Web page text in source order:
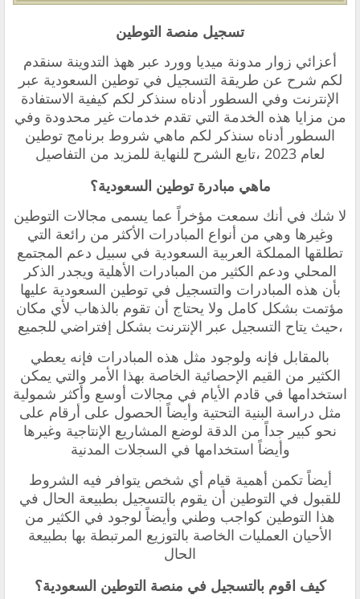
تسجيل منصة التوطين
أعزائي زوار مدونة ميديا وورد عبر ههذ التدوينة سنقدم
لكم شرح عن طريقة التسجيل في توطين السعودية عبر
الإنترنت وفي السطور أدناه سنذكر لكم كيفية الاستفادة
من مزايا هذه الخدمة التي تقدم خدمات غير محدودة وفي
السطور أدناه سنذكر لكم ماهي شروط برنامج توطين
لعام 2023 ،تابع الشرح للنهاية للمزيد من التفاصيل
ماهي مبادرة توطين السعودية؟
لا شك في أنك سمعت مؤخراً عما يسمى مجالات التوطين
وغيرها وهي من أنواع المبادرات الأكثر من رائعة التي
تطلقها المملكة العربية السعودية في سبيل دعم المجتمع
المحلي ودعم الكثير من المبادرات الأهلية ويجدر الذكر
بأن هذه المبادرات والتسجيل في توطين السعودية عليها
مؤتمت بشكل كامل ولا يحتاج أن تقوم بالذهاب لأي مكان
،حيث يتاح التسجيل عبر الإنترنت بشكل إفتراضي للجميع
بالمقابل فإنه ولوجود مثل هذه المبادرات فإنه يعطي
الكثير من القيم الإحصائية الخاصة بهذا الأمر والتي يمكن
استخدامها في قادم الأيام في مجالات أوسع وأكثر شمولية
مثل دراسة البنية التحتية وأيضاً الحصول على أرقام على
نحو كبير جداً من الدقة لوضع المشاريع الإنتاجية وغيرها
وأيضاً استخدامها في السجلات المدنية
أيضاً تكمن أهمية قيام أي شخص يتوافر فيه الشروط
للقبول في التوطين أن يقوم بالتسجيل بطبيعة الحال في
هذا التوطين كواجب وطني وأيضاً لوجود في الكثير من
الأحيان العمليات الخاصة بالتوزيع المرتبطة بها بطبيعة
الحال
كيف اقوم بالتسجيل في منصة التوطين السعودية؟